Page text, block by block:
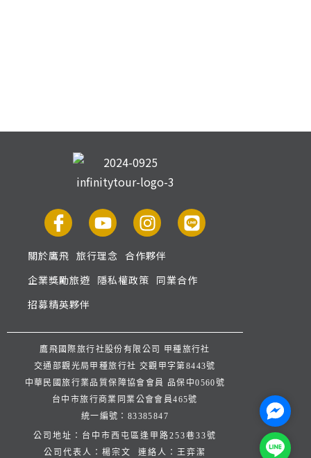
關於鷹飛 旅行理念 合作夥伴
企業獎勵旅遊 隱私權政策 同業合作
招募精英夥伴
鷹飛國際旅行社股份有限公司 甲種旅行社
交通部觀光局甲種旅行社 交觀甲字第8443號
中華民國旅行業品質保障協會會員 品保中0560號
台中市旅行商業同業公會會員465號
統一編號：83385847
公司地址：台中市西屯區逢甲路253巷33號
公司代表人：楊宗文 連絡人：王弈潔
Line@